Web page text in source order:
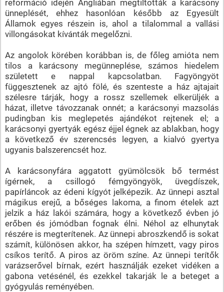
reformáció idején Angliában megtiltották a karácsony
ünneplését, ehhez hasonlóan később az Egyesült
Államok egyes részein is, ahol a tilalommal a vallási
villongásokat kívánták megelőzni.
Az angolok körében korábban is, de főleg amióta nem
tilos a karácsony megünneplése, számos hiedelem
született e nappal kapcsolatban. Fagyöngyöt
függesztenek az ajtó fölé, és szenteste a ház ajtajait
szélesre tárják, hogy a rossz szellemek elkerüljék a
házat, illetve távozzanak onnét; a karácsonyi mazsolás
pudingban kis meglepetés ajándékot rejtenek el; a
karácsonyi gyertyák egész éjjel égnek az ablakban, hogy
a következő év szerencsés legyen, a kialvó gyertya
ugyanis balszerencsét hoz.
A karácsonyfára aggatott gyümölcsök bő termést
ígérnek, a csillogó fémgyöngyök, üvegdíszek,
papírláncok az édeni kígyót jelképezik. Az ünnepi asztal
mágikus erejű, a bőséges lakoma, a finom ételek azt
jelzik a ház lakói számára, hogy a következő évben jó
erőben és jómódban fognak élni. Néhol az elhunytak
részére is megterítenek. Az ünnepi abroszkendő is sokat
számít, különösen akkor, ha szépen hímzett, vagy piros
csíkos terítő. A piros az öröm színe. Az ünnepi terítők
varázserővel bírnak, ezért használják ezeket vidéken a
gabona vetésénél, és ezekkel takarják le a beteget a
gyógyulás reményében.